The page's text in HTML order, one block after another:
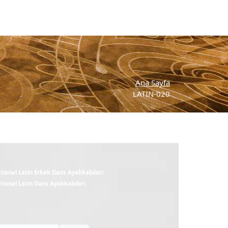
Ana Sayfa
LATİN-020
Latin Erkek Dans Ayakkabıları
Latin Dans Ayakkabıları